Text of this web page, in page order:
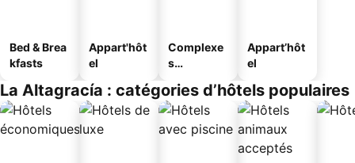
Bed & Brea
kfasts
Appart'hôt
el
Complexe
s
s
Appart’hôt
el
La Altagracía : catégories d’hôtels populaires